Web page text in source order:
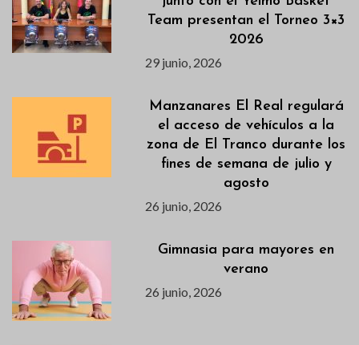
Team presentan el Torneo 3×3
2026
29 junio, 2026
Manzanares El Real regulará
el acceso de vehículos a la
zona de El Tranco durante los
fines de semana de julio y
agosto
26 junio, 2026
Gimnasia para mayores en
verano
26 junio, 2026